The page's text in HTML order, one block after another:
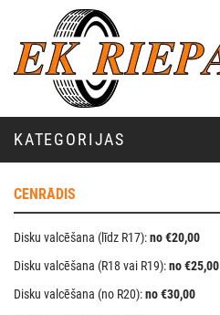
KATEGORIJAS
CENRĀDIS
Disku valcēšana (līdz R17):no€20,00
Disku valcēšana (R18 vai R19):no€25,00
Disku valcēšana (no R20):no€30,00